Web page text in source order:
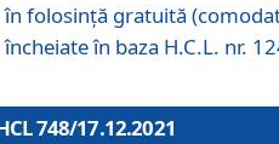
în folosință gratuită
încheiate în baza H.C.L. nr.
748/17.12.2021